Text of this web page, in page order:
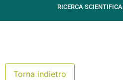
RICERCA SCIENTIFICA